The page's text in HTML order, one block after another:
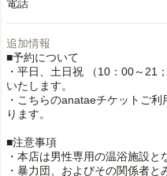
電話
追加情報
■予約について
・平日、土日祝 （10：00～21
いたします。
・こちらのanataeチケットご
ります。
■注意事項
・本店は男性専用の温浴施設と
・暴力団、およびその関係者